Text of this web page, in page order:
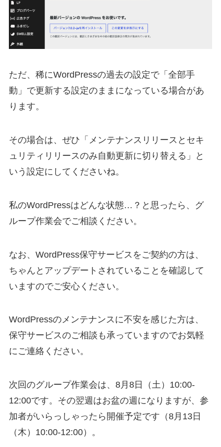
ただ、稀にWordPressの過去の設定で「全部手
動」で更新する設定のままになっている場合があ
ります。
その場合は、ぜひ「メンテナンスリリースとセキ
ュリティリリースのみ自動更新に切り替える」と
いう設定にしてくださいね。
私のWordPressはどんな状態…？と思ったら、グ
ループ作業会でご相談ください。
なお、WordPress保守サービスをご契約の方は、
ちゃんとアップデートされていることを確認して
いますのでご安心ください。
WordPressのメンテナンスに不安を感じた方は、
保守サービスのご相談も承っていますのでお気軽
にご連絡ください。
次回のグループ作業会は、8月8日（土）10:00-
12:00です。その翌週はお盆の週になりますが、参
加者がいらっしゃったら開催予定です（8月13日
（木）10:00-12:00）。